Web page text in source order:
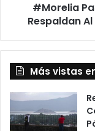
Bloqueos
#Morelia
Respaldan Al
Más vistas